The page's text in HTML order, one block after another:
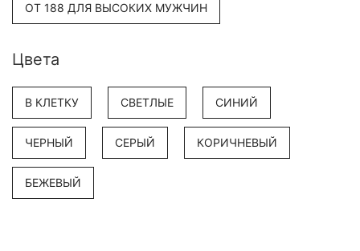
ОТ 188 ДЛЯ ВЫСОКИХ МУЖЧИН
Цвета
В КЛЕТКУ СВЕТЛЫЕ СИНИЙ
ЧЕРНЫЙ СЕРЫЙ КОРИЧНЕВЫЙ
БЕЖЕВЫЙ